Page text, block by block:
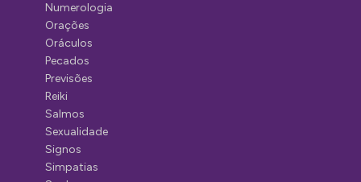
Numerologia
Orações
Oráculos
Pecados
Previsões
Reiki
Salmos
Sexualidade
Signos
Simpatias